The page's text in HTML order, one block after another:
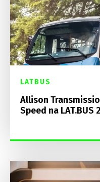
LATBUS
Allison
Speed na LAT.BUS